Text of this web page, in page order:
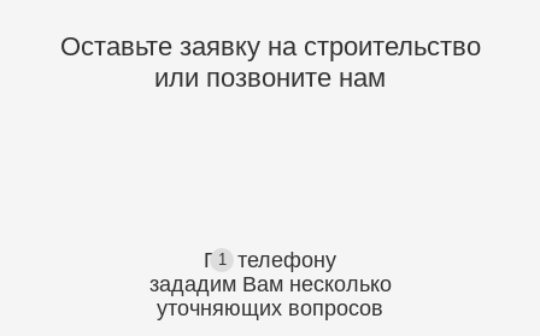
Оставьте заявку на строительство
или позвоните нам
1
По телефону
зададим Вам несколько
уточняющих вопросов